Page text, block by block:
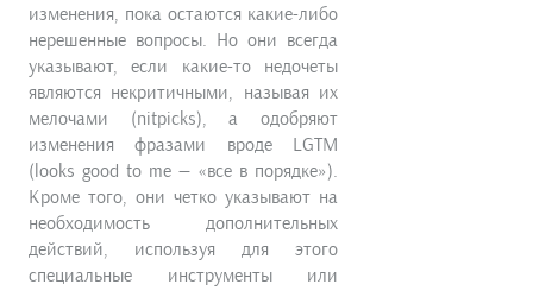
изменения, пока остаются какие-либо
нерешенные вопросы. Но они всегда
указывают, если какие-то недочеты
являются некритичными, называя их
мелочами (nitpicks), а одобряют
изменения фразами вроде LGTM
(looks good to me — «все в порядке»).
Кроме того, они четко указывают на
необходимость дополнительных
действий, используя для этого
специальные инструменты или